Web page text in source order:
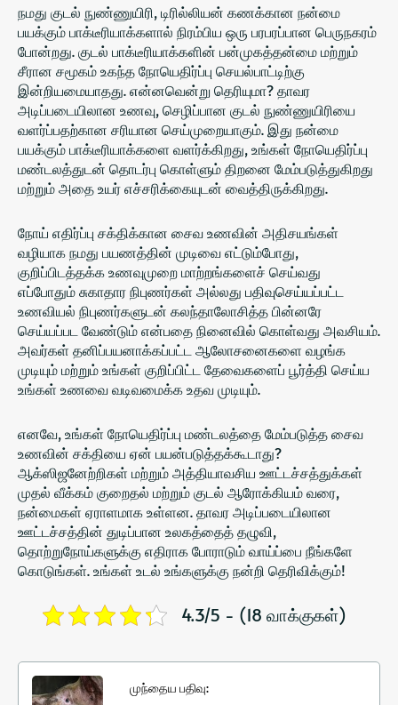
நமது குடல் நுண்ணுயிரி, டிரில்லியன் கணக்கான நன்மை
பயக்கும் பாக்டீரியாக்களால் நிரம்பிய ஒரு பரபரப்பான பெருநகரம்
போன்றது. குடல் பாக்டீரியாக்களின் பன்முகத்தன்மை மற்றும்
சீரான சமூகம் உகந்த நோயெதிர்ப்பு செயல்பாட்டிற்கு
இன்றியமையாதது. என்னவென்று தெரியுமா?தாவர
அடிப்படையிலான உணவு, செழிப்பான குடல் நுண்ணுயிரியை
வளர்ப்பதற்கான சரியான செய்முறையாகும். இது நன்மை
பயக்கும் பாக்டீரியாக்களை வளர்க்கிறது, உங்கள் நோயெதிர்ப்பு
மண்டலத்துடன் தொடர்பு கொள்ளும் திறனை மேம்படுத்துகிறது
மற்றும் அதை உயர் எச்சரிக்கையுடன் வைத்திருக்கிறது.
நோய் எதிர்ப்பு சக்திக்கான சைவ உணவின் அதிசயங்கள்
வழியாக நமது பயணத்தின் முடிவை எட்டும்போது, ​​
குறிப்பிடத்தக்க உணவுமுறை மாற்றங்களைச் செய்வது
எப்போதும் சுகாதார நிபுணர்கள் அல்லது பதிவுசெய்யப்பட்ட
உணவியல் நிபுணர்களுடன் கலந்தாலோசித்த பின்னரே
செய்யப்பட வேண்டும் என்பதை நினைவில் கொள்வது அவசியம்.
அவர்கள் தனிப்பயனாக்கப்பட்ட ஆலோசனைகளை வழங்க
முடியும் மற்றும் உங்கள் குறிப்பிட்ட தேவைகளைப் பூர்த்தி செய்ய
உங்கள் உணவை வடிவமைக்க உதவ முடியும்.
எனவே, உங்கள் நோயெதிர்ப்பு மண்டலத்தை மேம்படுத்த சைவ
உணவின் சக்தியை ஏன் பயன்படுத்தக்கூடாது?
ஆக்ஸிஜனேற்றிகள் மற்றும் அத்தியாவசிய ஊட்டச்சத்துக்கள்
முதல் வீக்கம் குறைதல் மற்றும் குடல் ஆரோக்கியம் வரை,
நன்மைகள் ஏராளமாக உள்ளன. தாவர அடிப்படையிலான
ஊட்டச்சத்தின் துடிப்பான உலகத்தைத் தழுவி,
தொற்றுநோய்களுக்கு எதிராக போராடும் வாய்ப்பை நீங்களே
கொடுங்கள். உங்கள் உடல் உங்களுக்கு நன்றி தெரிவிக்கும்!
4.3/5 - (18 வாக்குகள்)
முந்தைய பதிவு: